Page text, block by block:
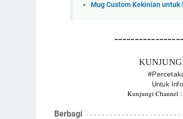
Mug Custom Kekinian
Untuk
Kunjungi Channel :
Berbagi